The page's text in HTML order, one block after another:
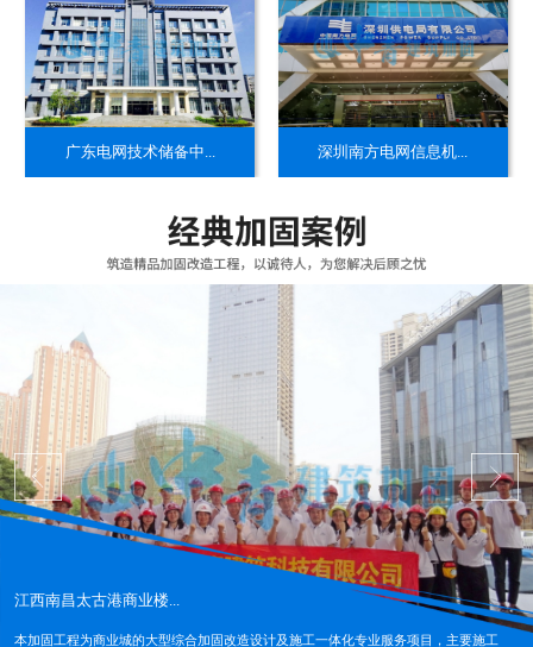
​广东电网技术储备中... ​深圳南方电网信息机...
江西南昌太古港商业楼...
本加固工程为商业城的大型综合加固改造设计及施工一体化专业服务项目，主要施工